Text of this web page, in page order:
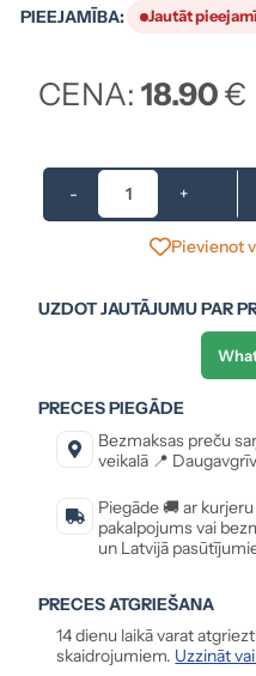
PIEEJAMĪBA: Jautāt
CENA:18.90€
- +
Pievienot
UZDOT JAUTĀJUMU PAR
PRECES PIEGĀDE
Bezmaksas preču
veikalā 📍
Piegāde 🚚 ar
pakalpojums vai
un Latvijā
PRECES ATGRIEŠANA
14 dienu laikā varat
skaidrojumiem. Uzzināt